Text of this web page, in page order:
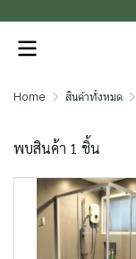
Home สินค้าทั้งหมด
พบสินค้า 1 ชิ้น